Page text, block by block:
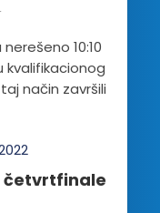
10:10
kvalifikacionog
način završili
četvrtfinale